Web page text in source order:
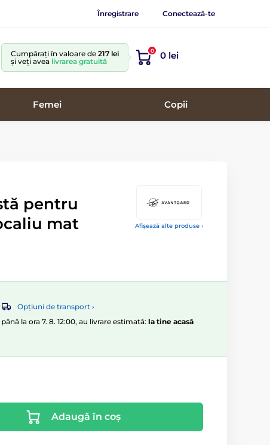
Înregistrare Conectează-te
Cumpărați în valoare de 217 lei
și veți avea livrarea gratuită
0 0 lei
Femei Copii
Afișează alte produse ›
pentru
mat
Opțiuni de transport ›
la ora 7. 8. 12:00, au livrare estimată: la tine acasă
Adaugă în coș